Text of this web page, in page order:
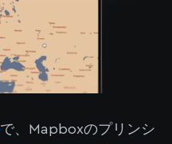
で、Mapboxのプリンシ